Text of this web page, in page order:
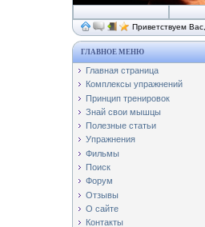
Приветствуем Вас,
ГЛАВНОЕ МЕНЮ
Главная страница
Комплексы упражнений
Принцип тренировок
Знай свои мышцы
Полезные статьи
Упражнения
Фильмы
Поиск
Форум
Отзывы
О сайте
Контакты